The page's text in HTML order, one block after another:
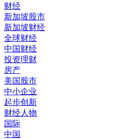
财经
新加坡股市
新加坡财经
全球财经
中国财经
投资理财
房产
美国股市
中小企业
起步创新
财经人物
国际
中国